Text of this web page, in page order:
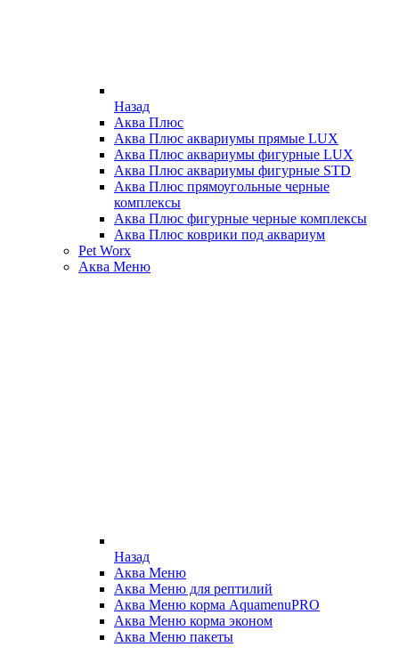
Назад
Аква Плюс
Аква Плюс аквариумы прямые LUX
Аква Плюс аквариумы фигурные LUX
Аква Плюс аквариумы фигурные STD
Аква Плюс прямоугольные черные
комплексы
Аква Плюс фигурные черные комплексы
Аква Плюс коврики под аквариум
Pet Worx
Аква Меню
Назад
Аква Меню
Аква Меню для рептилий
Аква Меню корма AquamenuPRO
Аква Меню корма эконом
Аква Меню пакеты